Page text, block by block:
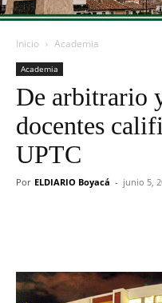
Inicio Academia
Academia
De arbitrario
docentes
UPTC
Por ELDIARIO Boyacá - junio 5,